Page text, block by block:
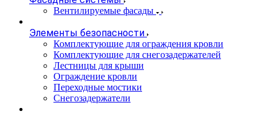
Вентилируемые фасады
Элементы безопасности
Комплектующие для ограждения кровли
Комплектующие для снегозадержателей
Лестницы для крыши
Ограждение кровли
Переходные мостики
Снегозадержатели